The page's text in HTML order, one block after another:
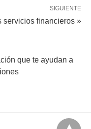
SIGUIENTE
servicios financieros »
que te ayudan a